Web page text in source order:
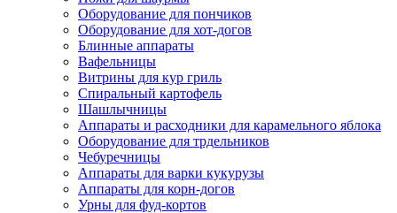
Оборудование для пончиков
Оборудование для хот-догов
Блинные аппараты
Вафельницы
Витрины для кур гриль
Спиральный картофель
Шашлычницы
Аппараты и расходники для карамельного яблока
Оборудование для трдельников
Чебуречницы
Аппараты для варки кукурузы
Аппараты для корн-догов
Урны для фуд-кортов